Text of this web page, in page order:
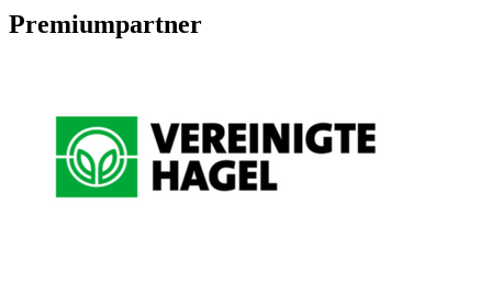
Premiumpartner